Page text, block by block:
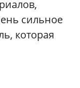
сильное
которая